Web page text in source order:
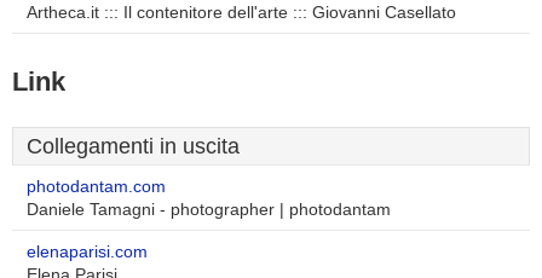
Artheca.it ::: Il contenitore dell'arte ::: Giovanni Casellato
Link
Collegamenti in uscita
photodantam.com
Daniele Tamagni - photographer | photodantam
elenaparisi.com